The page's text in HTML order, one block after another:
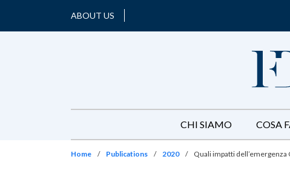
ABOUT US
CHI SIAMO COSA
Home / Publications / 2020 / Quali impatti dell’emergenza